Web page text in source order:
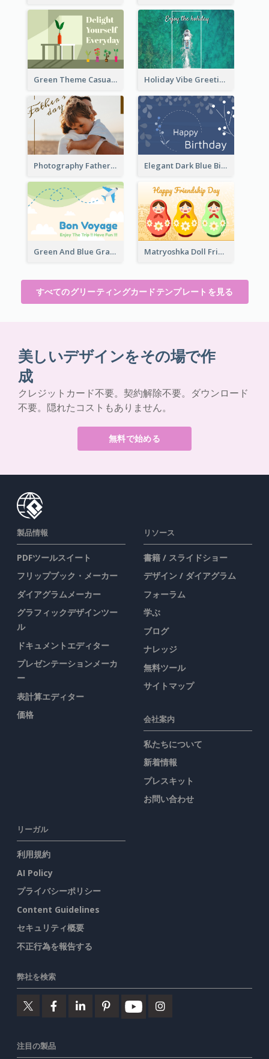
Green Theme Casual Just Because Card Holiday Vibe Greeting Card
Photography Father's Day Celebration Card Elegant Dark Blue Birthday Card
Green And Blue Graphic Bon Voyage Card Matryoshka Doll Friendship Greeting Card
すべてのグリーティングカードテンプレートを見る
美しいデザインをその場で作
成
クレジットカード不要。契約解除不要。ダウンロード
不要。隠れたコストもありません。
無料で始める
製品情報
PDFツールスイート
フリップブック・メーカー
ダイアグラムメーカー
グラフィックデザインツー
ル
ドキュメントエディター
プレゼンテーションメーカ
ー
表計算エディター
価格
リソース
書籍 / スライドショー
デザイン / ダイアグラム
フォーラム
学ぶ
ブログ
ナレッジ
無料ツール
サイトマップ
会社案内
私たちについて
新着情報
プレスキット
お問い合わせ
リーガル
利用規約
AI Policy
プライバシーポリシー
Content Guidelines
セキュリティ概要
不正行為を報告する
弊社を検索
注目の製品